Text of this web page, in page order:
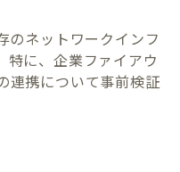
のネットワークインフ
特に、企業ファイアウ
連携について事前検証